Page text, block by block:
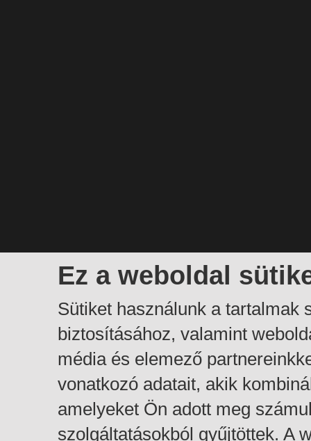
Ez a weboldal
Sütiket használunk a tartalmak
biztosításához, valamint
média és elemező
vonatkozó adatait, akik
amelyeket Ön adott meg
szolgáltatásokból gyűjtöttek. A